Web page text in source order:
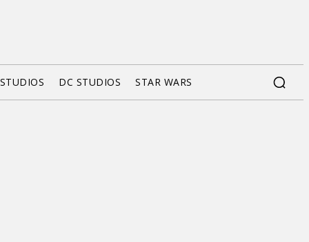
DC STUDIOS STAR WARS